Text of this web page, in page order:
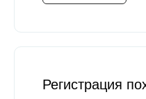
Регистрация